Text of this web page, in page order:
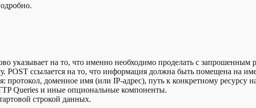
указывает на то, что именно необходимо проделать с
ссылается на то, что информация должна быть помещена на
протокол, доменное имя (или IP-адрес), путь к конкретному ресурсу
Queries и иные опциональные компоненты.
строкой данных.